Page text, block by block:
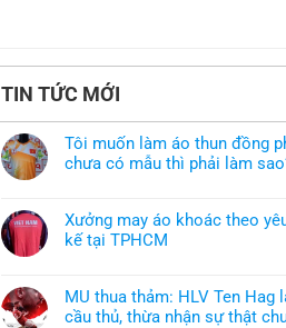
TIN TỨC MỚI
Tôi muốn làm áo thun đồng
chưa có mẫu thì phải làm
bình
luận
ở
áo
thun
đồng
Xưởng may áo khoác theo
kế tại TPHCM
bình
luận
ở
MU thua thảm: HLV Ten Hag
cầu thủ, thừa nhận sự thật